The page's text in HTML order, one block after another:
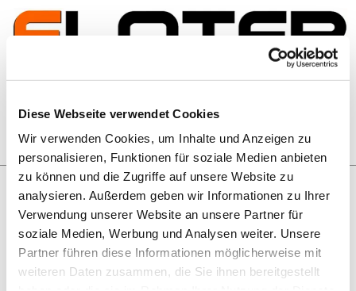
Diese Webseite verwendet Cookies
Wir verwenden Cookies, um Inhalte und Anzeigen zu
personalisieren, Funktionen für soziale Medien anbieten
zu können und die Zugriffe auf unsere Website zu
analysieren. Außerdem geben wir Informationen zu Ihrer
Verwendung unserer Website an unsere Partner für
soziale Medien, Werbung und Analysen weiter. Unsere
Partner führen diese Informationen möglicherweise mit
weiteren Daten zusammen, die Sie ihnen bereitgestellt
Zum Inhalt springen
Artikelsuche
Rechtliches
Hier geht es zu unserenAGB , zumWiderrufsrecht, zum
Impressum und zu unseremDatenschutz.